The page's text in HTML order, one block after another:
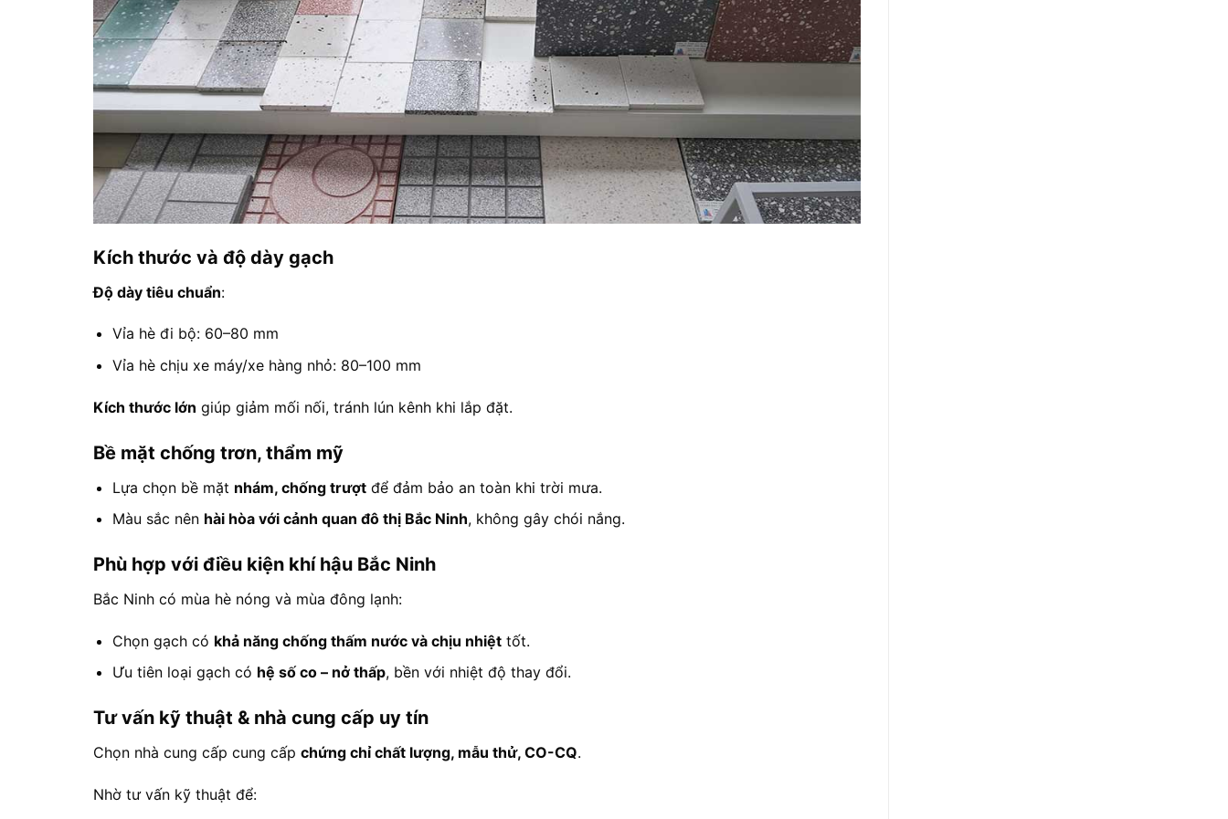
Kích thước và độ dày gạch
Độ dày tiêu chuẩn:
Vỉa hè đi bộ: 60–80 mm
Vỉa hè chịu xe máy/xe hàng nhỏ: 80–100 mm
Kích thước lớn giúp giảm mối nối, tránh lún kênh khi lắp đặt.
Bề mặt chống trơn, thẩm mỹ
Lựa chọn bề mặt nhám, chống trượtđể đảm bảo an toàn khi trời mưa.
Màu sắc nên hài hòa với cảnh quan đô thị Bắc Ninh, không gây chói nắng.
Phù hợp với điều kiện khí hậu Bắc Ninh
Bắc Ninh có mùa hè nóng và mùa đông lạnh:
Chọn gạch có khả năng chống thấm nước và chịu nhiệttốt.
Ưu tiên loại gạch có hệ số co – nở thấp, bền với nhiệt độ thay đổi.
Tư vấn kỹ thuật & nhà cung cấp uy tín
Chọn nhà cung cấp cung cấp chứng chỉ chất lượng, mẫu thử, CO-CQ.
Nhờ tư vấn kỹ thuật để: